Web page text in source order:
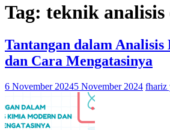
Tag: teknik analisis
Tantangan dalam
dan Cara Mengatasinya
6 November 20245 November 2024 fhariz